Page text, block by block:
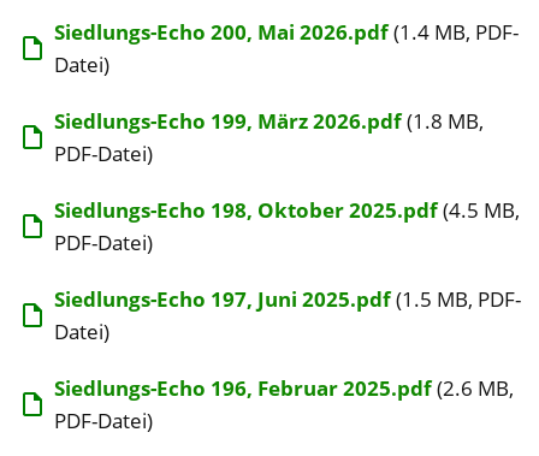
Siedlungs-Echo 200, Mai 2026.pdf(1.4 MB, PDF-
Datei)
Siedlungs-Echo 199, März 2026.pdf(1.8 MB,
PDF-Datei)
Siedlungs-Echo 198, Oktober 2025.pdf(4.5 MB,
PDF-Datei)
Siedlungs-Echo 197, Juni 2025.pdf(1.5 MB, PDF-
Datei)
Siedlungs-Echo 196, Februar 2025.pdf(2.6 MB,
PDF-Datei)